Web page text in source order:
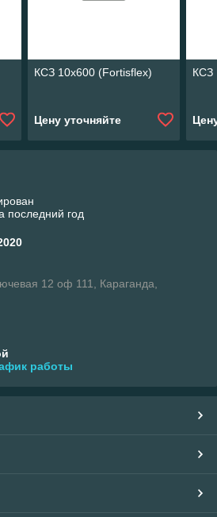
КСЗ 10x600 (Fortisflex)
Цену уточняйте
КСЗ
последний год
12 оф 111, Караганда,
работы